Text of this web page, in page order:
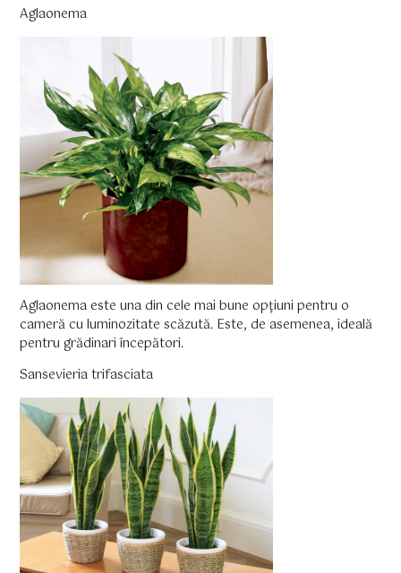
Aglaonema
Aglaonema este una din cele mai bune opţiuni pentru o
cameră cu luminozitate scăzută. Este, de asemenea, ideală
pentru grădinari începători.
Sansevieria trifasciata